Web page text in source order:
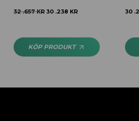
32 .657KR 30 .238 KR
KÖP PRODUKT
30